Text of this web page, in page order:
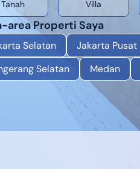
Tanah Villa
area Properti Saya
Selatan
Jakarta Pusat
Selatan
Medan